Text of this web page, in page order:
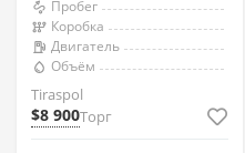
Пробег
Коробка
Двигатель
Объём
Tiraspol
$8 900Торг